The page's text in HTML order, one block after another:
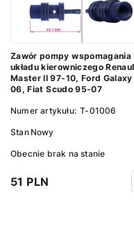
Zawór pompy wspomagania
układu kierowniczego
Master II 97-10, Ford
06, Fiat Scudo 95-07
Numer artykułu: T-01006
Stan Nowy
Obecnie brak na stanie
51 PLN